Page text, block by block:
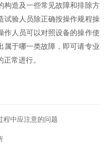
构造及一些常见故障和排除方
试验人员除正确按操作规程操
作人员可以对照设备的操作使
属于哪一类故障，即可请专业
常进行。
程中应注意的问题